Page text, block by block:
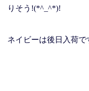
りそう!(*^_^*)!
ネイビーは後日入荷で